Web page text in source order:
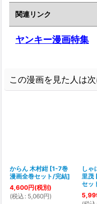
関連リンク
ヤンキー漫画特集
この漫画を見た人は
からん 木村紺 [1-7巻
漫画全巻セット/完結]
4,600円(税別)
(税込 : 5,060円)
しゃ
里茂
セッ